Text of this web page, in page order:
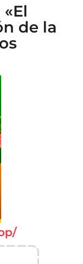
de la